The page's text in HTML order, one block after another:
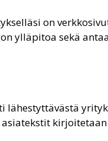
on
ylläpitoa sekä